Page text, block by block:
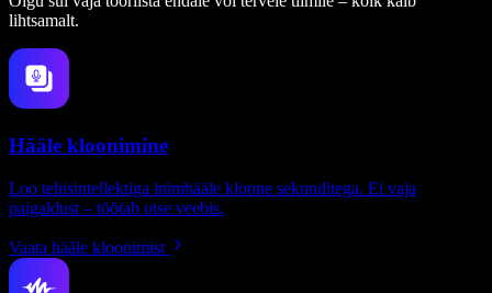
lihtsamalt.
Hääle kloonimine
Loo tehisintellektiga inimhääle kloone sekunditega. Ei vaja
paigaldust – töötab otse veebis.
Vaata hääle kloonimist